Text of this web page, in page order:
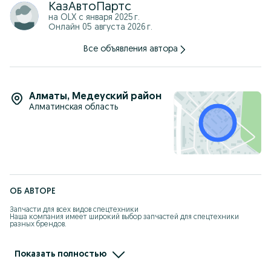
КазАвтоПартс
на OLX с января 2025 г.
Онлайн 05 августа 2026 г.
Все объявления автора
Алматы, Медеуский район
Алматинская область
ОБ АВТОРЕ
Запчасти для всех видов спецтехники
Наша компания имеет широкий выбор запчастей для спецтехники
разных брендов.
и другой строительной и дорожной техники
Мы имеем прочные связи как заводам-производителями оригинальных
Показать полностью